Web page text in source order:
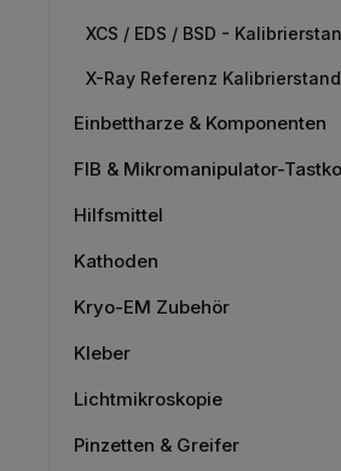
XCS / EDS / BSD -
X-Ray Referenz
Einbettharze & Komponenten
FIB & Mikromanipulator-
Hilfsmittel
Kathoden
Kryo-EM Zubehör
Kleber
Lichtmikroskopie
Pinzetten & Greifer